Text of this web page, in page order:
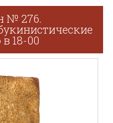
№ 276.
18-00